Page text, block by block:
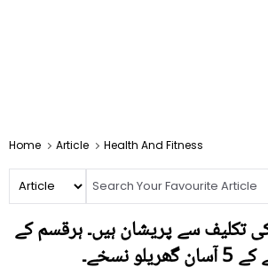
Home Article Health And Fitness
تکلیف سے پریشان ہیں۔ ہرقسم کے
نسخے۔